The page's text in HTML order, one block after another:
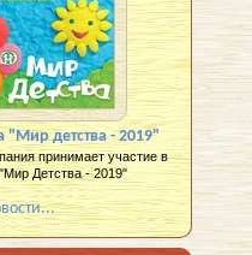
"Мир детства - 2019"
принимает участие в
Детства - 2019"